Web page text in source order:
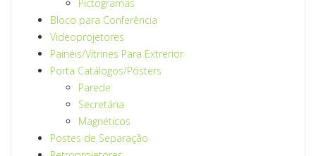
Pictogramas
Bloco para Conferência
Videoprojetores
Painéis/Vitrines Para Extrerior
Porta Catálogos/Pósters
Parede
Secretária
Magnéticos
Postes de Separação